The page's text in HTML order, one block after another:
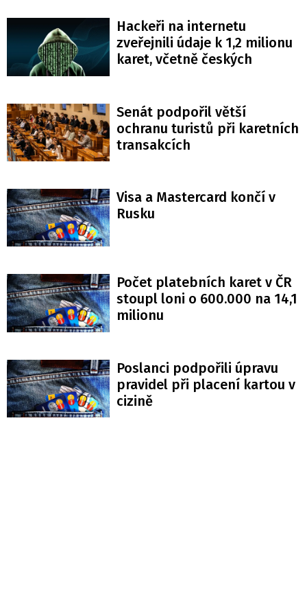
Hackeři na internetu
zveřejnili údaje k 1,2 milionu
karet, včetně českých
Senát podpořil větší
ochranu turistů při karetních
transakcích
Visa a Mastercard končí v
Rusku
Počet platebních karet v ČR
stoupl loni o 600.000 na 14,1
milionu
Poslanci podpořili úpravu
pravidel při placení kartou v
cizině